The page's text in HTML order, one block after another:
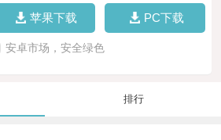
苹果下载 PC下载
安卓市场，安全绿色
排行